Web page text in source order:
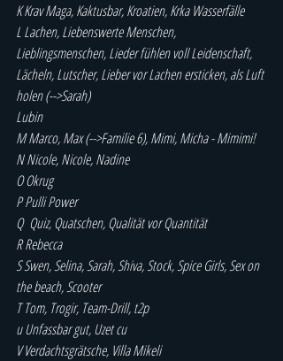
K Krav Maga, Kaktusbar, Kroatien, Krka Wasserfälle
L Lachen, Liebenswerte Menschen,
Lieblingsmenschen, Lieder fühlen voll Leidenschaft,
Lächeln, Lutscher, Lieber vor Lachen ersticken, als Luft
holen (-->Sarah)
Lubin
M Marco, Max (-->Familie 6), Mimi, Micha - Mimimi!
N Nicole, Nicole, Nadine
O Okrug
P Pulli Power
Q  Quiz, Quatschen, Qualität vor Quantität
R Rebecca
S Swen, Selina, Sarah, Shiva, Stock, Spice Girls, Sex on
the beach, Scooter
T Tom, Trogir, Team-Drill, t2p
u Unfassbar gut, Uzet cu
V Verdachtsgrätsche, Villa Mikeli